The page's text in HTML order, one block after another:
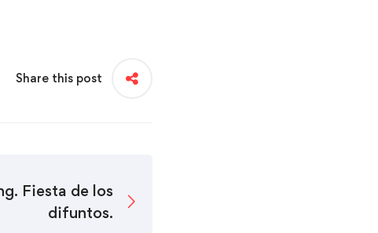
Share this post
Fiesta de los
difuntos.